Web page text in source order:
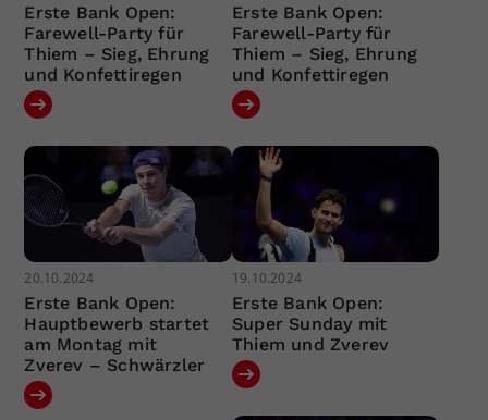
Erste Bank Open:
Farewell-Party für
Thiem – Sieg, Ehrung
und Konfettiregen
Erste Bank Open:
Farewell-Party für
Thiem – Sieg, Ehrung
und Konfettiregen
20.10.2024
Erste Bank Open:
Hauptbewerb startet
am Montag mit
Zverev – Schwärzler
19.10.2024
Erste Bank Open:
Super Sunday mit
Thiem und Zverev